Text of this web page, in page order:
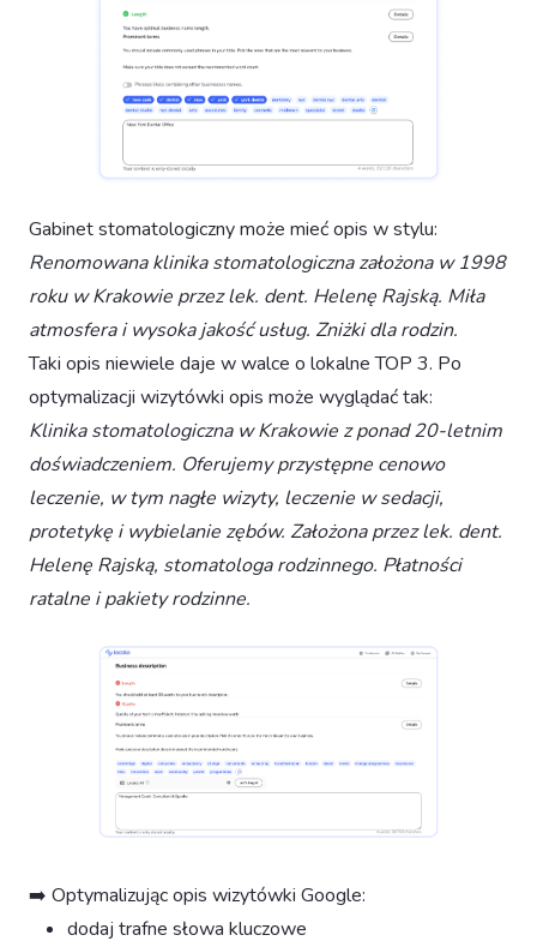
Gabinet stomatologiczny może mieć opis w stylu:
Renomowana klinika stomatologiczna założona w 1998
roku w Krakowie przez lek. dent. Helenę Rajską. Miła
atmosfera i wysoka jakość usług. Zniżki dla rodzin.
Taki opis niewiele daje w walce o lokalne TOP 3. Po
optymalizacji wizytówki opis może wyglądać tak:
Klinika stomatologiczna w Krakowie z ponad 20-letnim
doświadczeniem. Oferujemy przystępne cenowo
leczenie, w tym nagłe wizyty, leczenie w sedacji,
protetykę i wybielanie zębów. Założona przez lek. dent.
Helenę Rajską, stomatologa rodzinnego. Płatności
ratalne i pakiety rodzinne.
➡️ Optymalizując opis wizytówki Google:
dodaj trafne słowa kluczowe